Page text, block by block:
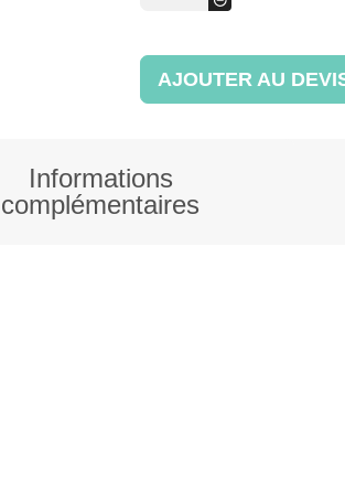
AJOUTER AU
Informations
complémentaires